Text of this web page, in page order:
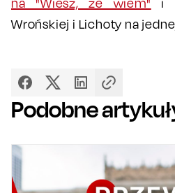
Wrońskiej i Lichoty na
Podobne